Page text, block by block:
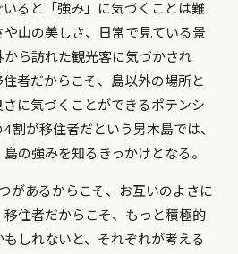
ると「強み」に気づくことは難
や山の美しさ、日常で見ている景
ら訪れた観光客に気づかされ
者だからこそ、島以外の場所と
さに気づくことができるポテンシ
割が移住者だという男木島では、
の強みを知るきっかけとなる。
があるからこそ、お互いのよさに
住者だからこそ、もっと積極的
しれないと、それぞれが考える